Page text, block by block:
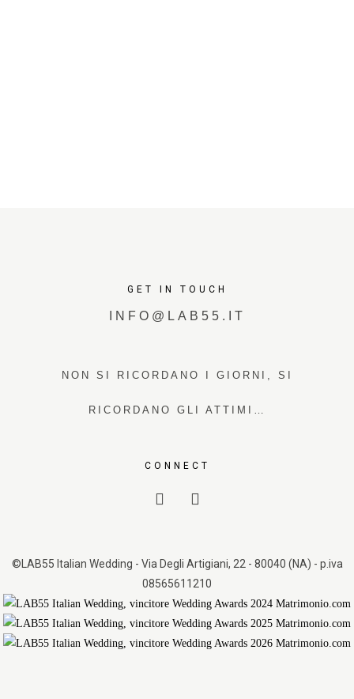
GET IN TOUCH
INFO@LAB55.IT
NON SI RICORDANO I GIORNI, SI
RICORDANO GLI ATTIMI…
CONNECT
©LAB55 Italian Wedding - Via Degli Artigiani, 22 - 80040 (NA) - p.iva
08565611210